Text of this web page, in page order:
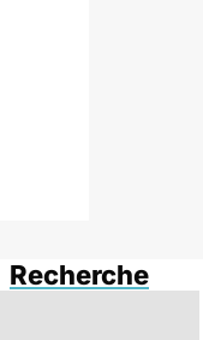
Recherche